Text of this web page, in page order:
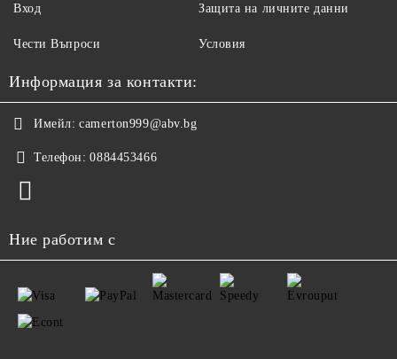
Вход
Чести Въпроси
Защита на личните данни
Условия
Информация за контакти:
Имейл: camerton999@abv.bg
Телефон: 0884453466
Ние работим с